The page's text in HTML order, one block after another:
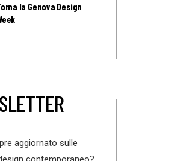
la Genova Design
aggiornato sulle